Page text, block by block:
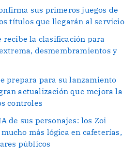
sus primeros juegos de
títulos que llegarán al servicio
recibe la clasificación para
desmembramientos y
prepara para su lanzamiento
actualización que mejora la
controles
de sus personajes: los Zoi
más lógica en cafeterías,
públicos